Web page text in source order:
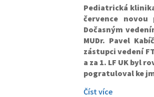
Pediatrická
července novou
Dočasným
MUDr. Pavel
zástupci vedení
a za 1. LF UK byl
pogratuloval ke
Číst více